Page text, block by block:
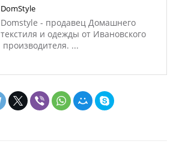
DomStyle
Domstyle - продавец Домашнего
текстиля и одежды от Ивановского
производителя. ...